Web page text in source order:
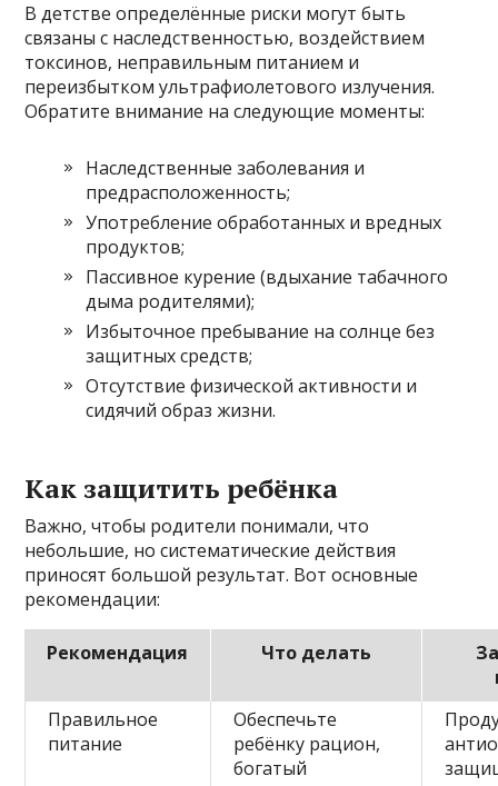
В детстве определённые риски могут быть
связаны с наследственностью, воздействием
токсинов, неправильным питанием и
переизбытком ультрафиолетового излучения.
Обратите внимание на следующие моменты:
Наследственные заболевания и
предрасположенность;
Употребление обработанных и вредных
продуктов;
Пассивное курение (вдыхание табачного
дыма родителями);
Избыточное пребывание на солнце без
защитных средств;
Отсутствие физической активности и
сидячий образ жизни.
Как защитить ребёнка
Важно, чтобы родители понимали, что
небольшие, но систематические действия
приносят большой результат. Вот основные
рекомендации:
Рекомендация Что делать
Правильное
питание
Обеспечьте
ребёнку рацион,
богатый